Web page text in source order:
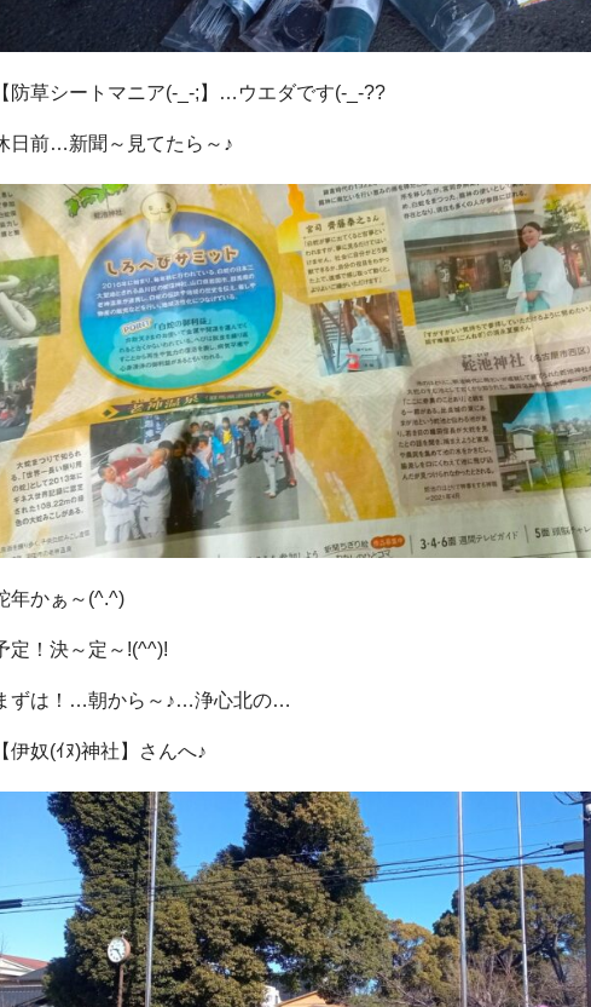
【防草シートマニア(-_-;】…ウエダです(-_-??
日前…新聞～見てたら～♪
年かぁ～(^.^)
定！決～定～!(^^)!
ずは！…朝から～♪…浄心北の…
【伊奴(ｲﾇ)神社】さんへ♪